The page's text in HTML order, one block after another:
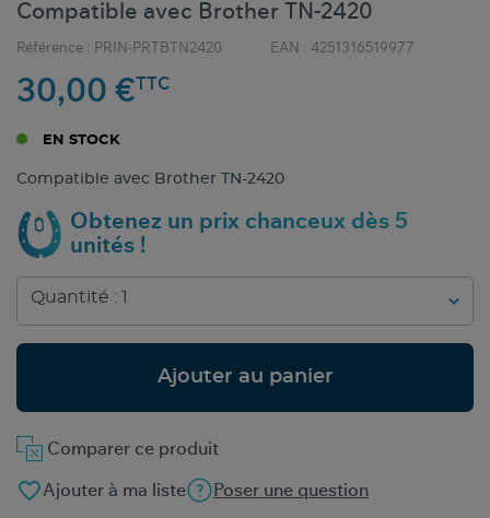
Compatible avec Brother TN-2420
Référence : PRIN-PRTBTN2420 EAN : 4251316519977
30,00 €TTC
EN STOCK
Compatible avec Brother TN-2420
Obtenez un prix chanceux dès 5
unités !
Ajouter au panier
favorite_borderAjouter à ma liste Poser une question
Comparer ce produit